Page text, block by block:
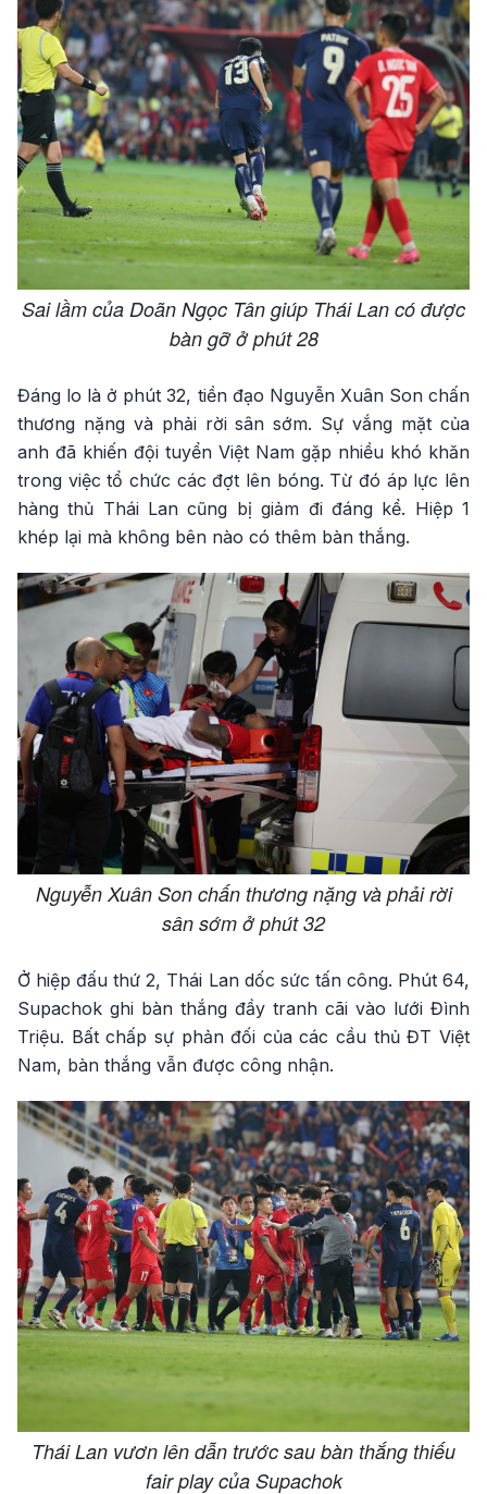
Sai lầm của Doãn Ngọc Tân giúp Thái Lan có được
bàn gỡ ở phút 28
Đáng lo là ở phút 32, tiền đạo Nguyễn Xuân Son chấn
thương nặng và phải rời sân sớm. Sự vắng mặt của
anh đã khiến đội tuyển Việt Nam gặp nhiều khó khăn
trong việc tổ chức các đợt lên bóng. Từ đó áp lực lên
hàng thủ Thái Lan cũng bị giảm đi đáng kể. Hiệp 1
khép lại mà không bên nào có thêm bàn thắng.
Nguyễn Xuân Son chấn thương nặng và phải rời
sân sớm ở phút 32
Ở hiệp đấu thứ 2, Thái Lan dốc sức tấn công. Phút 64,
Supachok ghi bàn thắng đầy tranh cãi vào lưới Đình
Triệu. Bất chấp sự phản đối của các cầu thủ ĐT Việt
Nam, bàn thắng vẫn được công nhận.
Thái Lan vươn lên dẫn trước sau bàn thắng thiếu
fair play của Supachok